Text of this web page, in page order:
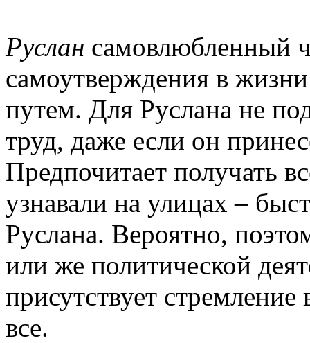
Руслан самовлюбленный
самоутверждения в
путем. Для Руслана не
труд, даже если он
Предпочитает получать
узнавали на улицах –
Руслана. Вероятно,
или же политической
присутствует
все.